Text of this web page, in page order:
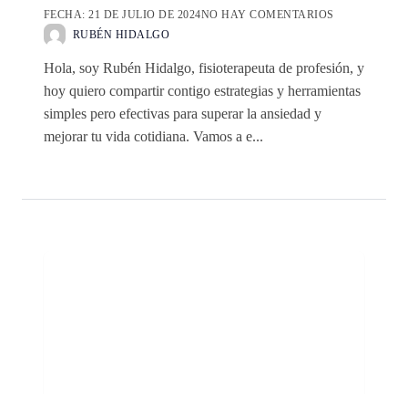
FECHA:21 DE JULIO DE 2024NO HAY COMENTARIOS
RUBÉN HIDALGO
Hola, soy Rubén Hidalgo, fisioterapeuta de profesión, y
hoy quiero compartir contigo estrategias y herramientas
simples pero efectivas para superar la ansiedad y
mejorar tu vida cotidiana. Vamos a e...